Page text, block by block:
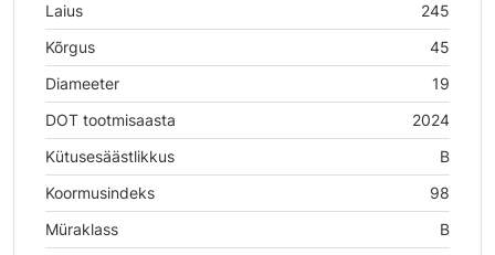
Laius
245
Kõrgus
45
Diameeter
19
DOT tootmisaasta
2024
Kütusesäästlikkus
B
Koormusindeks
98
Müraklass
B